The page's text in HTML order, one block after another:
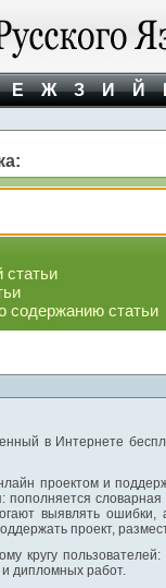
Е Ж З И Й
статьи
содержанию статьи
в Интернете
проектом и
пополняется
выявлять
проект,
кругу
дипломных работ.